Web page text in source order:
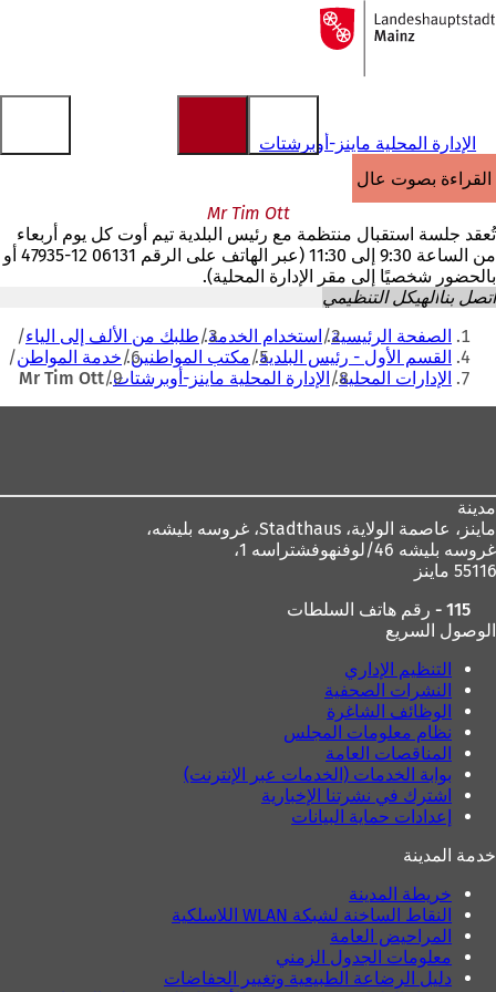
الانتقال إلى المحتوى
إلى
الصفحة
الإدارة المحلية ماينز-أوبرشتات
القراءة بصوت عالٍ
Mr Tim Ott
تُعقد جلسة استقبال منتظمة مع رئيس البلدية تيم أوت كل يوم أربعاء
من الساعة 9:30 إلى 11:30 (عبر الهاتف على الرقم 06131 12-47935 أو
بالحضور شخصيًا إلى مقر الإدارة المحلية).
اتصل بناالهيكل التنظيمي
أنت
هنا
الصفحة الرئيسية استخدام الخدمة طلبك من الألف إلى الياء
القسم الأول - رئيس البلدية مكتب المواطنين خدمة المواطن
الإدارات المحلية الإدارة المحلية ماينز-أوبرشتات Mr Tim Ott
مدينة
ماينز، عاصمة الولاية،
غروسه بليشه 46/لوفنهوفشتراسه 1،
55116 ماينز
115 - رقم هاتف السلطات
الوصول السريع
التنظيم الإداري
النشرات الصحفية
الوظائف الشاغرة
نظام معلومات المجلس
المناقصات العامة
بوابة الخدمات (الخدمات عبر الإنترنت)
اشترك في نشرتنا الإخبارية
إعدادات حماية البيانات
خدمة المدينة
خريطة المدينة
النقاط الساخنة لشبكة WLAN اللاسلكية
المراحيض العامة
معلومات الجدول الزمني
دليل الرضاعة الطبيعية وتغيير الحفاضات